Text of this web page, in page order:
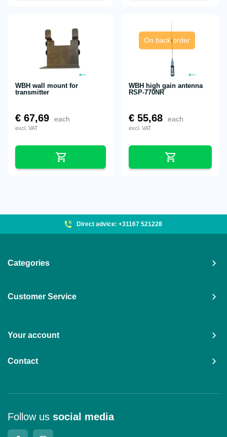
WBH wall mount for
transmitter
€ 67,69 each
excl. VAT
On back order
WBH high gain antenna
RSP-770NR
€ 55,68 each
excl. VAT
Direct advice: +31167 521228
Categories
Customer Service
Your account
Contact
Follow us social media